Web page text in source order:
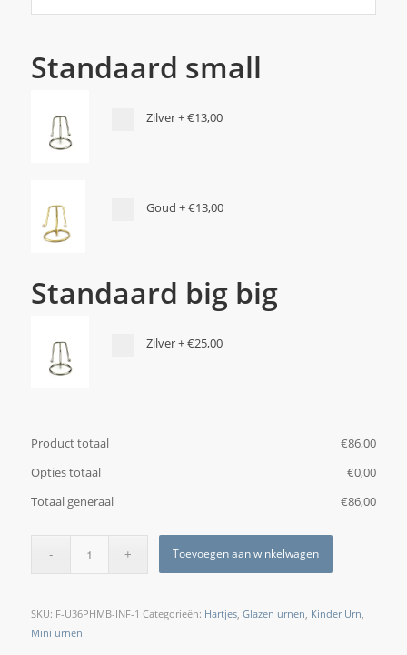
Standaard small
Zilver+€13,00
Goud +€13,00
Standaard big big
Zilver+€25,00
Product totaal €‎86,00
Opties totaal
€‎0,00
Totaal generaal
€‎86,00
Toevoegen aan winkelwagen
SKU: F-U36PHMB-INF-1 Categorieën: Hartjes, Glazen urnen Kinder Urn
Mini urnen